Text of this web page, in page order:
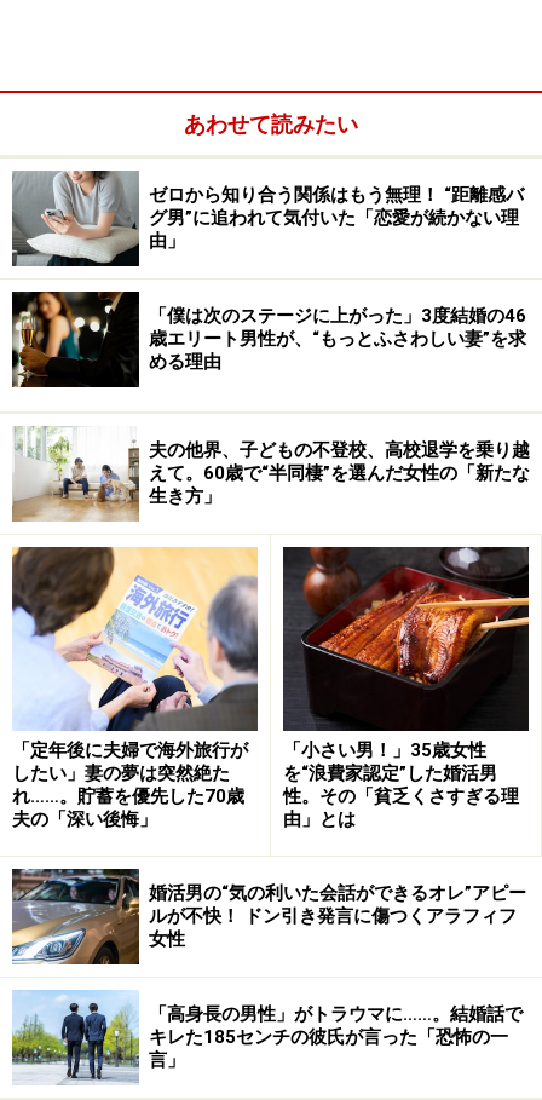
今は婚姻届に縛られたくない
最初の夫が離婚してくれないので……
双方が同意しなければ、離婚は成立しない。レイナさんの選
レイナさん（42歳）は、現在、パートナーとともに暮ら
している。婚姻届は出していない。彼女が離婚していな
いからだ。
「高校を出て専門学校に行き、一応、専門職を持ってい
ます。結婚したのは仕事を始めてすぐ22歳のころ。相手
は10歳年上の人でした。すぐに妊娠、出産、仕事に復帰
と忙しい日々でしたね」
子どもが小学校に入ったころ、夫とはうまくやっていけ
ないと思うようになった。
あわせて読みたい
ゼロから知り合う関係はもう無理！ “距離感バ
グ男”に追われて気付いた「恋愛が続かない理
由」
「僕は次のステージに上がった」3度結婚の46
歳エリート男性が、“もっとふさわしい妻”を求
める理由
夫の他界、子どもの不登校、高校退学を乗り越
えて。60歳で“半同棲”を選んだ女性の「新たな
生き方」
「定年後に夫婦で海外旅行が
したい」妻の夢は突然絶た
れ……。貯蓄を優先した70歳
夫の「深い後悔」
「小さい男！」35歳女性
を“浪費家認定”した婚活男
性。その「貧乏くさすぎる理
由」とは
婚活男の“気の利いた会話ができるオレ”アピー
ルが不快！ ドン引き発言に傷つくアラフィフ
女性
「高身長の男性」がトラウマに……。結婚話で
キレた185センチの彼氏が言った「恐怖の一
言」